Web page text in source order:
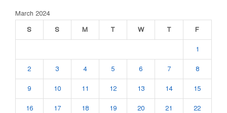
March 2024
S
S M T W T F
1
2 3 4 5 6 7 8
9 10 11 12 13 14 15
16 17 18 19 20 21 22